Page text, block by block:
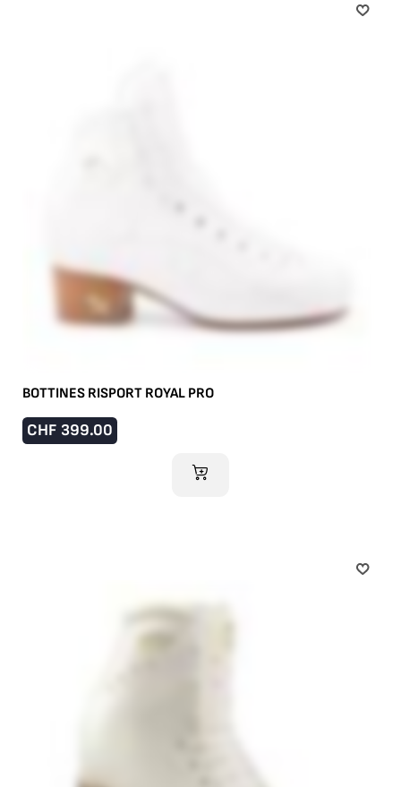
BOTTINES RISPORT ROYAL PRO
CHF 399.00
AJOUTER AU PANIER